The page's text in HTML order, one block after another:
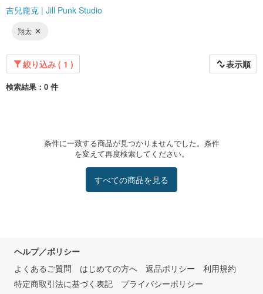
吉兒龐克 | Jill Punk Studio
翔太
絞り込み ( 1 ) 表示順
検索結果：0 件
条件に一致する商品が見つかりませんでした。条件
を変えて再度検索してください。
すべての商品を見る
ヘルプ／ポリシー
よくあるご質問
はじめての方へ 返品ポリシー
利用規約
特定商取引法に基づく表記
プライバシーポリシー